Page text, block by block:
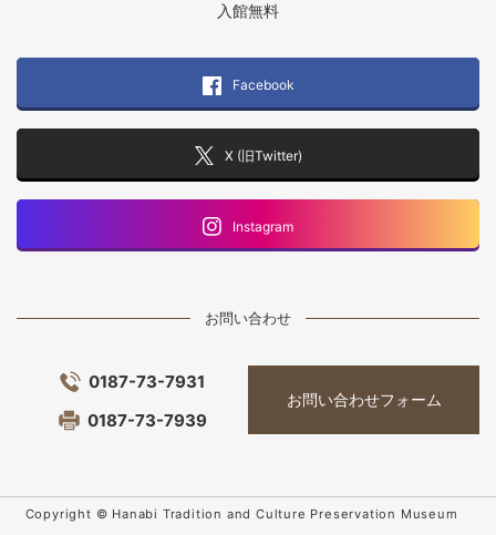
入館無料
Facebook
X (旧Twitter)
Instagram
お問い合わせ
0187-73-7931
お問い合わせフォーム
0187-73-7939
Copyright © Hanabi Tradition and Culture Preservation Museum